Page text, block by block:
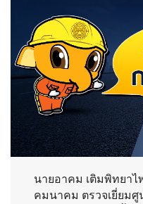
นายอาคม เติมพิทยาไ
คมนาคม ตรวจเยี่ยม